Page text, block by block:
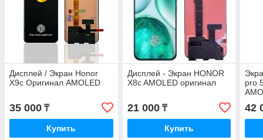
Дисплей / Экран Honor
X9c Оригинал AMOLED
35 000 ₸
Купить
Дисплей - Экран HONOR
X8c AMOLED оригинал
21 000₸
Купить
pro
42